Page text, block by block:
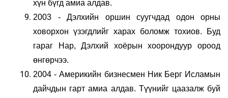
хүн бүгд амиа алдав.
2003 - Дэлхийн оршин суугчдад одон орны
ховорхон үзэгдлийг харах боломж тохиов. Буд
гараг Нар, Дэлхий хоёрын хоорондуур ороод
өнгөрчээ.
2004 - Америкийн бизнесмен Ник Берг Исламын
дайчдын гарт амиа алдав. Түүнийг цаазалж буй